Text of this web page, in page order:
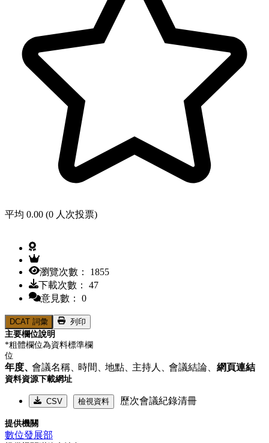
平均 0.00 (0 人次投票)
瀏覽次數： 1855
下載次數： 47
意見數： 0
DCAT 詞彙
列印
主要欄位說明
*粗體欄位為資料標準欄
位
年度、會議名稱、時間、地點、主持人、會議結論、 網頁連結
資料資源下載網址
CSV 檢視資料 歷次會議紀錄清冊
提供機關
數位發展部